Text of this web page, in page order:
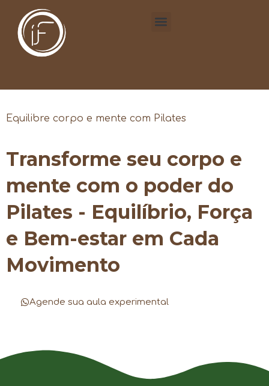
Equilibre corpo e mente com Pilates
Transforme seu corpo e
mente com o poder do
Pilates - Equilíbrio, Força
e Bem-estar em Cada
Movimento
Agende sua aula experimental